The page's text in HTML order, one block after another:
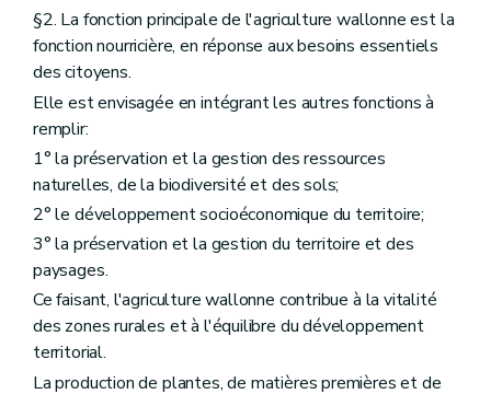
Art. D31
Art. D32
Chapitre III
Section 1
Art. D33
Art. D35
Art. D36
Art. D37
Art. D38
Art. D39
Art. D40
Section 2
Art. D41
Art. D42
Section 3 Les traitements de données à caractère personnel relatives à l'aménagement foncier et à la politique foncière
Art. D44
§2. La fonction principale de l'agriculture wallonne est la
fonction nourricière, en réponse aux besoins essentiels
des citoyens.
Elle est envisagée en intégrant les autres fonctions à
remplir:
1° la préservation et la gestion des ressources
naturelles, de la biodiversité et des sols;
2° le développement socioéconomique du territoire;
3° la préservation et la gestion du territoire et des
paysages.
Ce faisant, l'agriculture wallonne contribue à la vitalité
des zones rurales et à l'équilibre du développement
territorial.
La production de plantes, de matières premières et de